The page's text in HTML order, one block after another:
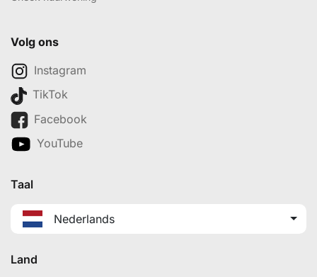
Volg ons
Instagram
TikTok
Facebook
YouTube
Taal
Nederlands
Land